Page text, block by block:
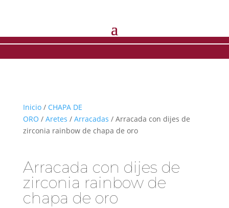
Inicio/ CHAPA DE
ORO / Aretes / Arracadas / Arracada con dijes de
zirconia rainbow de chapa de oro
Arracada con dijes de
zirconia rainbow de
chapa de oro